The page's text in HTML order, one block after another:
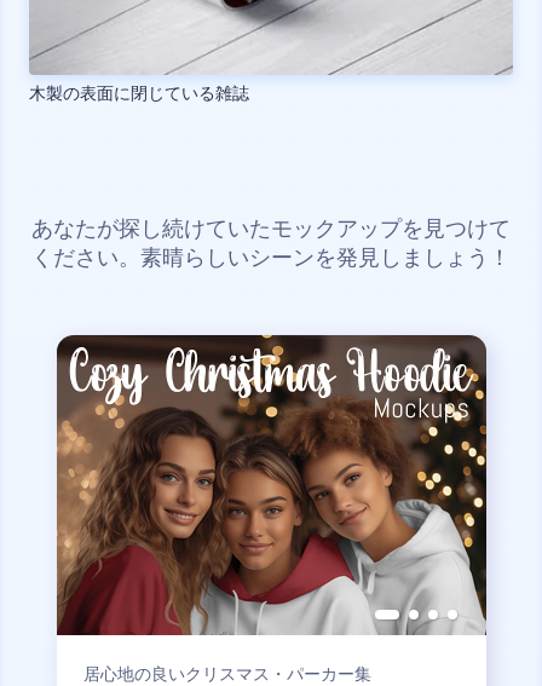
木製の表面に閉じている雑誌
あなたが探し続けていたモックアップを見つけて
ください。素晴らしいシーンを発見しましょう！
居心地の良いクリスマス・パーカー集